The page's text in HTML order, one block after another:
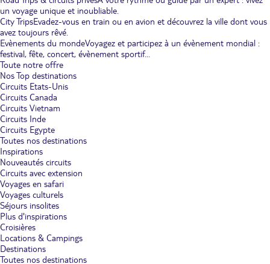
un voyage unique et inoubliable.
City TripsEvadez-vous en train ou en avion et découvrez la ville dont vous
avez toujours rêvé.
Evènements du mondeVoyagez et participez à un évènement mondial :
festival, fête, concert, évènement sportif...
Toute notre offre
Nos Top destinations
Circuits Etats-Unis
Circuits Canada
Circuits Vietnam
Circuits Inde
Circuits Egypte
Toutes nos destinations
Inspirations
Nouveautés circuits
Circuits avec extension
Voyages en safari
Voyages culturels
Séjours insolites
Plus d'inspirations
Croisières
Locations & Campings
Destinations
Toutes nos destinations